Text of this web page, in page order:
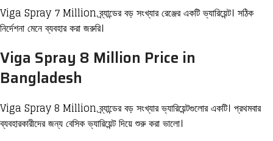
Viga Spray 7 Million ব্র্যান্ডের বড় সংখ্যার রেঞ্জের একটি ভ্যারিয়েন্ট। সঠিক
নির্দেশনা মেনে ব্যবহার করা জরুরি।
Viga Spray 8 Million Price in
Bangladesh
Viga Spray 8 Million ব্র্যান্ডের বড় সংখ্যার ভ্যারিয়েন্টগুলোর একটি। প্রথমবার
ব্যবহারকারীদের জন্য বেসিক ভ্যারিয়েন্ট দিয়ে শুরু করা ভালো।